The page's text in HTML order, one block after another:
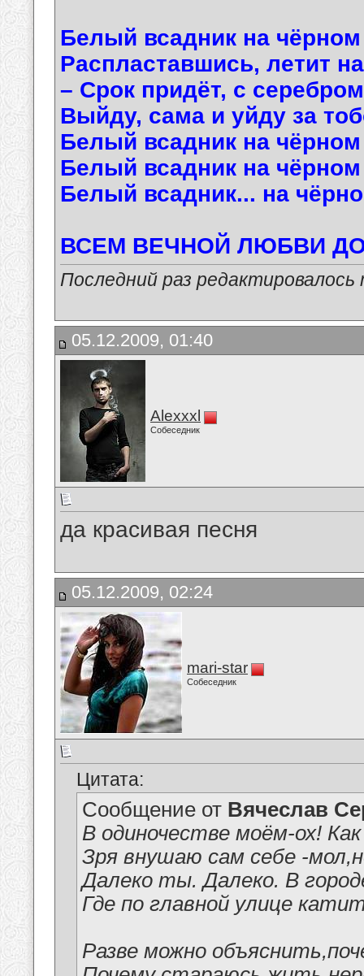
Белый всадник на чёрном
Распластавшись, летит
– Срок придёт, с
Выйду, сама и уйду за
Белый всадник на чёрном
Белый всадник на чёрном
Белый всадник... на
ВСЕМ ВЕЧНОЙ ЛЮБВИ
Последний раз
05.12.2009, 01:40
Alexxxl
Собеседник
да красивая песня
05.12.2009, 02:24
mari-star
Собеседник
Цитата:
Сообщение от Вячеслав
В одиночестве моём-ох!
Зря внушаю сам себе -
Далеко ты. Далеко. В
Где по главной улице
Разве можно